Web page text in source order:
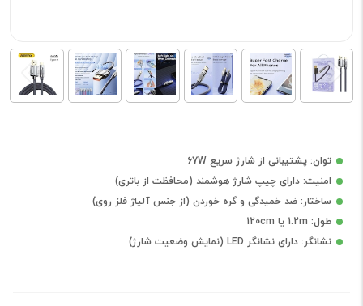
توان: پشتیبانی از شارژ سریع 67W
امنیت: دارای چیپ شارژ هوشمند (محافظت از باتری)
ساختار: ضد خمیدگی و گره خوردن (از جنس آلیاژ فلز روی)
طول: 1.2m یا 120cm
نشانگر: دارای نشانگر LED (نمایش وضعیت شارژ)